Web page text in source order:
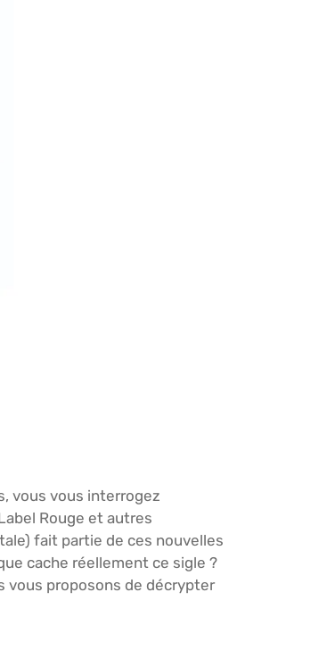
vous vous interrogez
Rouge et autres
fait partie de ces nouvelles
cache réellement ce sigle ?
vous proposons de décrypter